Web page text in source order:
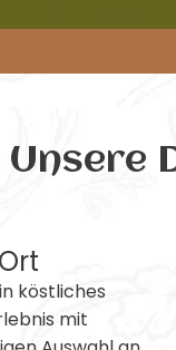
Unsere
köstliches
mit